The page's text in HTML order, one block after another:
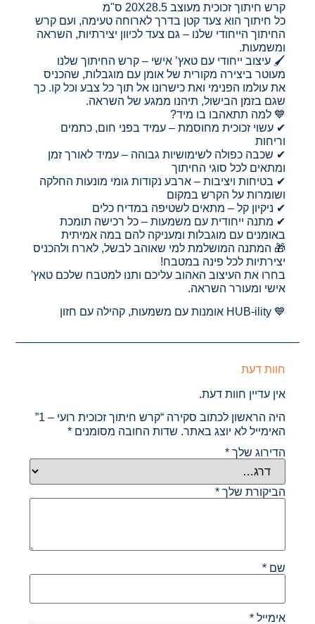
קרש חיתוך זכוכית מעוצב 20X28.5 ס"מ
כל חיתוך הוא צעד קטן בדרך לארוחה טעימה, ועם קרש
החיתוך הייחודי שלנו – גם צעד לכיוון יצירתיות, השראה
ומשמעות.
🖌️ עיצוב ייחודי עם טאץ’ אישי – קרש החיתוך שלנו
מעוטר ביצירה מקורית של אומן עם מוגבלות, שהכניס
את עולמו הפנימי ואת כישרונו אל תוך כל צבע וכל קו. כך
שגם בזמן הבישול, תיהנו ממגע של השראה.
💙 למה תתאהבו בו מיד?
✔ עשוי זכוכית מחוסמת – עמיד בפני חום, כתמים
וריחות
✔ שכבה כפולה לשימושיות גבוהה – עמיד לאורך זמן
ומתאים לכל סוגי החיתוך
✔ בטיחות ויציבות – ארבע נקודות גומי מונעות החלקה
ושומרות על הקרש במקום
✔ ניקיון קל – מתאים לשטיפה במדיח כלים
✔ מתנה ייחודית עם משמעות – כל רכישה תומכת
באומנים עם מוגבלות ומעניקה להם במה אמיתית
🎁 המתנה המושלמת למי שאוהב לבשל, לארח ולהכניס
יצירתיות לכל פינה במטבח!
בחרו את העיצוב האהוב עליכם ותנו למטבח שלכם טאץ'
אישי ומעורר השראה.
💙 HUB-ility אומנות עם משמעות, קהילה עם חזון
חוות דעת
אין עדיין חוות דעת.
היה הראשון לכתוב סקירה “קרש חיתוך זכוכית רועי – 1”
האימייל לא יוצג באתר. שדות החובה מסומנים*
הדירוג שלך*
הביקורת שלך*
שם*
אימייל*